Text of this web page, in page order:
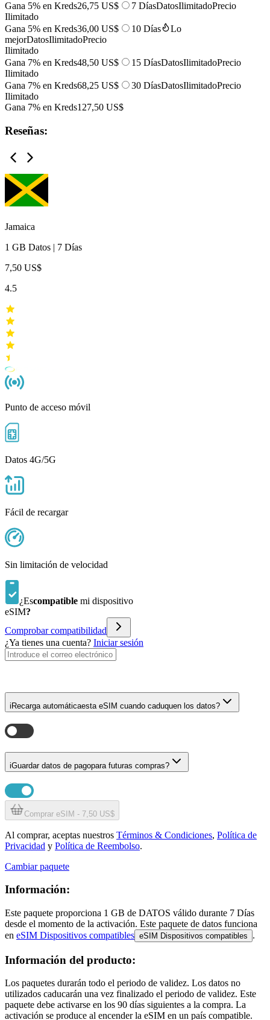
Gana 5% en Kreds26,75 US$ 7 DíasDatosIlimitadoPrecio
Ilimitado
Gana 5% en Kreds36,00 US$ 10 Días
Lo
mejorDatosIlimitadoPrecio
Ilimitado
Gana 7% en Kreds48,50 US$ 15 DíasDatosIlimitadoPrecio
Ilimitado
Gana 7% en Kreds68,25 US$ 30 DíasDatosIlimitadoPrecio
Ilimitado
Gana 7% en Kreds127,50 US$
Reseñas:
Jamaica
1 GB Datos | 7 Días
7,50 US$
4.5
Punto de acceso móvil
Datos 4G/5G
Fácil de recargar
Sin limitación de velocidad
¿Escompatible mi dispositivo
eSIM?
Comprobar compatibilidad
¿Ya tienes una cuenta? Iniciar sesión
i Recarga automáticaesta eSIM cuando caduquen los datos?
iGuardar datos de pagopara futuras compras?
Comprar eSIM - 7,50 US$
Al comprar, aceptas nuestros Términos & Condiciones, Política de
Privacidad y Política de Reembolso.
Cambiar paquete
Información:
Este paquete proporciona 1 GB de DATOS válido durante 7 Días
desde el momento de la activación. Este paquete de datos funciona
en eSIM Dispositivos compatibles eSIM Dispositivos compatibles .
Información del producto:
Los paquetes durarán todo el periodo de validez. Los datos no
utilizados caducarán una vez finalizado el periodo de validez. Este
paquete debe activarse en los 90 días siguientes a la compra. La
activación se produce al encender la eSIM en un país compatible.